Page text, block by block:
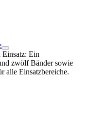
Ein
zwölf Bänder sowie
alle Einsatzbereiche.